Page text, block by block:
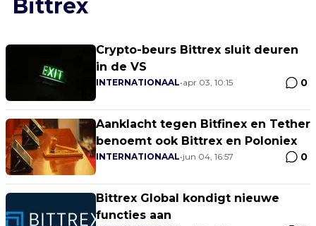
Bittrex
Crypto-beurs Bittrex sluit deuren
in de VS
INTERNATIONAAL•apr 03, 10:15 0
Aanklacht tegen Bitfinex en Tether
benoemt ook Bittrex en Poloniex
INTERNATIONAAL•jun 04, 16:57 0
Bittrex Global kondigt nieuwe
functies aan